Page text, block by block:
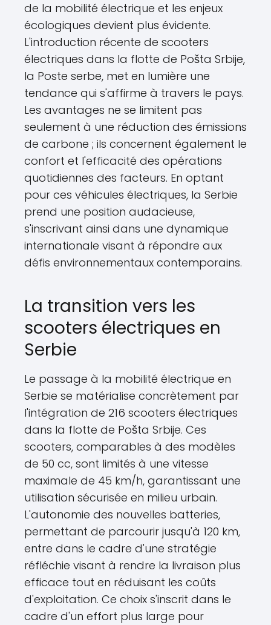
de la mobilité électrique et les enjeux
écologiques devient plus évidente.
L'introduction récente de scooters
électriques dans la flotte de Pošta Srbije,
la Poste serbe, met en lumière une
tendance qui s'affirme à travers le pays.
Les avantages ne se limitent pas
seulement à une réduction des émissions
de carbone ; ils concernent également le
confort et l'efficacité des opérations
quotidiennes des facteurs. En optant
pour ces véhicules électriques, la Serbie
prend une position audacieuse,
s'inscrivant ainsi dans une dynamique
internationale visant à répondre aux
défis environnementaux contemporains.
La transition vers les
scooters électriques en
Serbie
Le passage à la mobilité électrique en
Serbie se matérialise concrètement par
l'intégration de 216 scooters électriques
dans la flotte de Pošta Srbije. Ces
scooters, comparables à des modèles
de 50 cc, sont limités à une vitesse
maximale de 45 km/h, garantissant une
utilisation sécurisée en milieu urbain.
L'autonomie des nouvelles batteries,
permettant de parcourir jusqu'à 120 km,
entre dans le cadre d'une stratégie
réfléchie visant à rendre la livraison plus
efficace tout en réduisant les coûts
d'exploitation. Ce choix s'inscrit dans le
cadre d'un effort plus large pour